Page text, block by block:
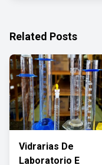
Related Posts
Vidrarias De
Laboratorio E